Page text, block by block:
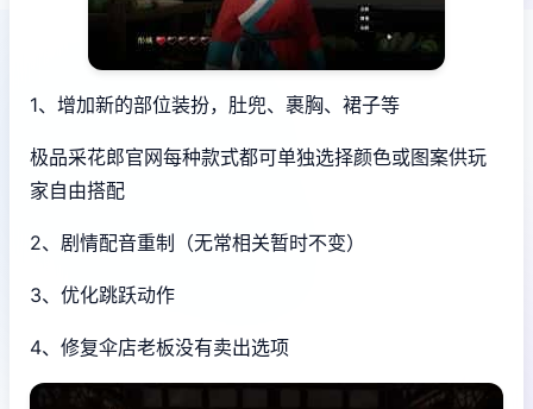
1、增加新的部位装扮，肚兜、裹胸、裙子等
极品采花郎官网每种款式都可单独选择颜色或图案供玩
家自由搭配
2、剧情配音重制（无常相关暂时不变）
3、优化跳跃动作
4、修复伞店老板没有卖出选项